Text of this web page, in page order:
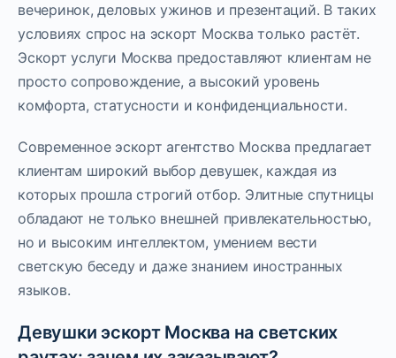
вечеринок, деловых ужинов и презентаций. В таких
условиях спрос на эскорт Москва только растёт.
Эскорт услуги Москва предоставляют клиентам не
просто сопровождение, а высокий уровень
комфорта, статусности и конфиденциальности.
Современное эскорт агентство Москва предлагает
клиентам широкий выбор девушек, каждая из
которых прошла строгий отбор. Элитные спутницы
обладают не только внешней привлекательностью,
но и высоким интеллектом, умением вести
светскую беседу и даже знанием иностранных
языков.
Девушки эскорт Москва на светских